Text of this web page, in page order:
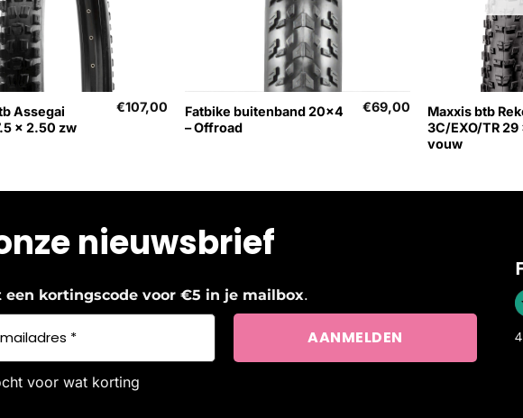
Assegai
x 2.50 zw
€107,00
Fatbike buitenband 20×4
– Offroad
€69,00
Maxxis btb
3C/EXO/TR
vouw
nieuwsbrief
kortingscode voor €5 in je mailbox.
voor wat korting